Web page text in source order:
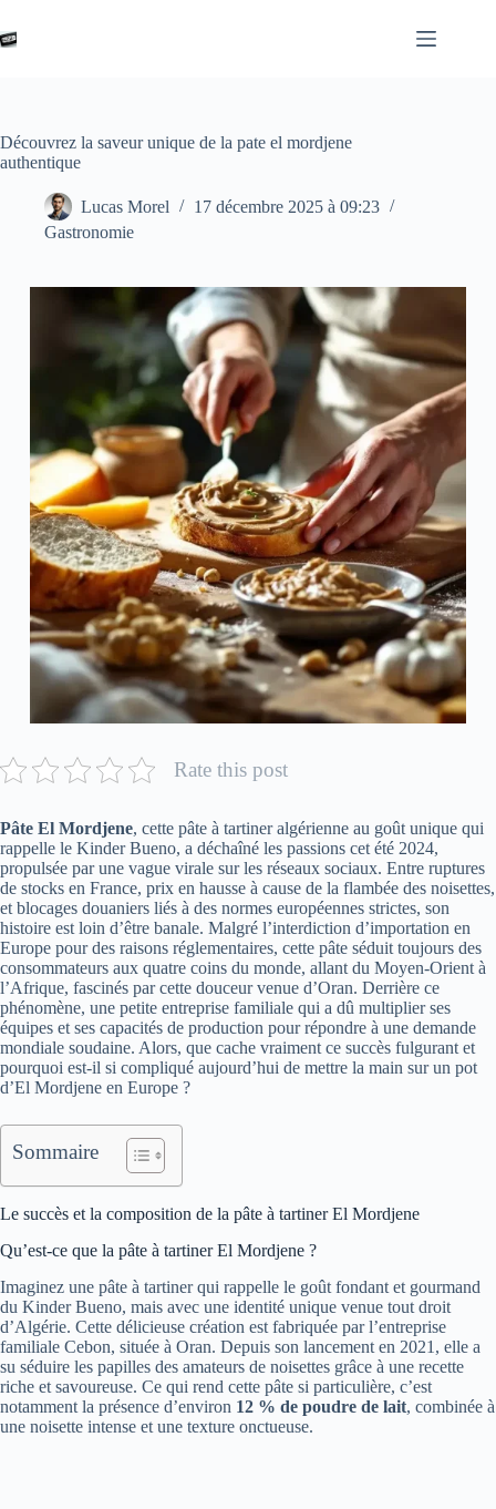
au
contenu
Découvrez la saveur unique de la pate el mordjene
authentique
Lucas Morel
17 décembre 2025 à 09:23
Gastronomie
Rate this post
Pâte El Mordjene, cette pâte à tartiner algérienne au goût unique qui
rappelle le Kinder Bueno, a déchaîné les passions cet été 2024,
propulsée par une vague virale sur les réseaux sociaux. Entre ruptures
de stocks en France, prix en hausse à cause de la flambée des noisettes,
et blocages douaniers liés à des normes européennes strictes, son
histoire est loin d’être banale. Malgré l’interdiction d’importation en
Europe pour des raisons réglementaires, cette pâte séduit toujours des
consommateurs aux quatre coins du monde, allant du Moyen-Orient à
l’Afrique, fascinés par cette douceur venue d’Oran. Derrière ce
phénomène, une petite entreprise familiale qui a dû multiplier ses
équipes et ses capacités de production pour répondre à une demande
mondiale soudaine. Alors, que cache vraiment ce succès fulgurant et
pourquoi est-il si compliqué aujourd’hui de mettre la main sur un pot
d’El Mordjene en Europe ?
Sommaire
Le succès et la composition de la pâte à tartiner El Mordjene
Qu’est-ce que la pâte à tartiner El Mordjene ?
Imaginez une pâte à tartiner qui rappelle le goût fondant et gourmand
du Kinder Bueno, mais avec une identité unique venue tout droit
d’Algérie. Cette délicieuse création est fabriquée par l’entreprise
familiale Cebon, située à Oran. Depuis son lancement en 2021, elle a
su séduire les papilles des amateurs de noisettes grâce à une recette
riche et savoureuse. Ce qui rend cette pâte si particulière, c’est
notamment la présence d’environ 12 % de poudre de lait, combinée à
une noisette intense et une texture onctueuse.